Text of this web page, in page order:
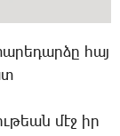
հայ
մէջ իր